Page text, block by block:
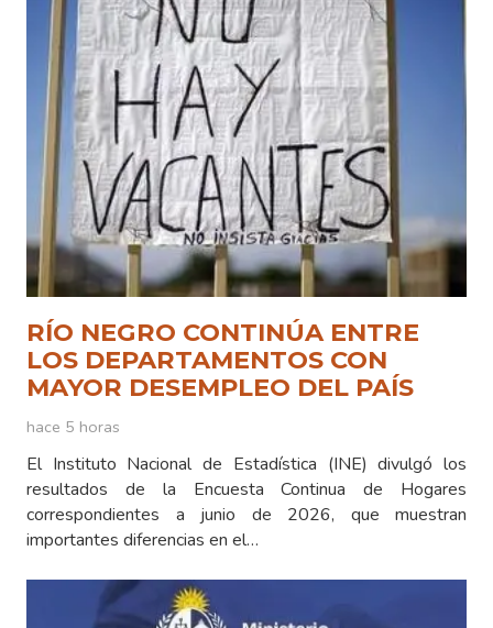
RÍO NEGRO CONTINÚA ENTRE
LOS DEPARTAMENTOS CON
MAYOR DESEMPLEO DEL PAÍS
hace 5 horas
El Instituto Nacional de Estadística (INE) divulgó los
resultados de la Encuesta Continua de Hogares
correspondientes a junio de 2026, que muestran
importantes diferencias en el…